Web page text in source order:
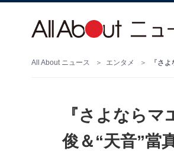
All About ニュース エンタメ 『さ
『さよなら
俊＆“天音”當